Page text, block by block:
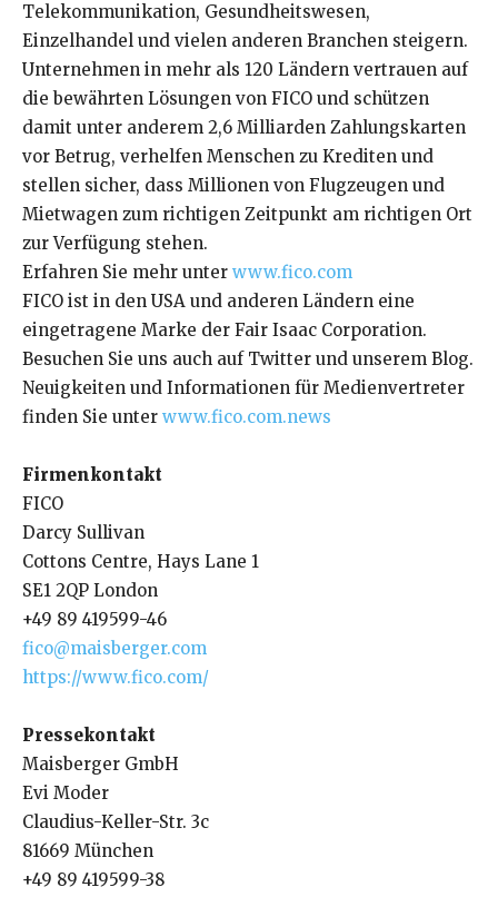
Telekommunikation, Gesundheitswesen,
Einzelhandel und vielen anderen Branchen steigern.
Unternehmen in mehr als 120 Ländern vertrauen auf
die bewährten Lösungen von FICO und schützen
damit unter anderem 2,6 Milliarden Zahlungskarten
vor Betrug, verhelfen Menschen zu Krediten und
stellen sicher, dass Millionen von Flugzeugen und
Mietwagen zum richtigen Zeitpunkt am richtigen Ort
zur Verfügung stehen.
Erfahren Sie mehr unter www.fico.com
FICO ist in den USA und anderen Ländern eine
eingetragene Marke der Fair Isaac Corporation.
Besuchen Sie uns auch auf Twitter und unserem Blog.
Neuigkeiten und Informationen für Medienvertreter
finden Sie unter www.fico.com.news
Firmenkontakt
FICO
Darcy Sullivan
Cottons Centre, Hays Lane 1
SE1 2QP London
+49 89 419599-46
fico@maisberger.com
https://www.fico.com/
Pressekontakt
Maisberger GmbH
Evi Moder
Claudius-Keller-Str. 3c
81669 München
+49 89 419599-38